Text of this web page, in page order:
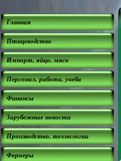
Главная
Птицеводство
Импорт, яйцо, мясо
Персонал, работа, учеба
Финансы
Зарубежные новости
Производство, технологии
Фермеры